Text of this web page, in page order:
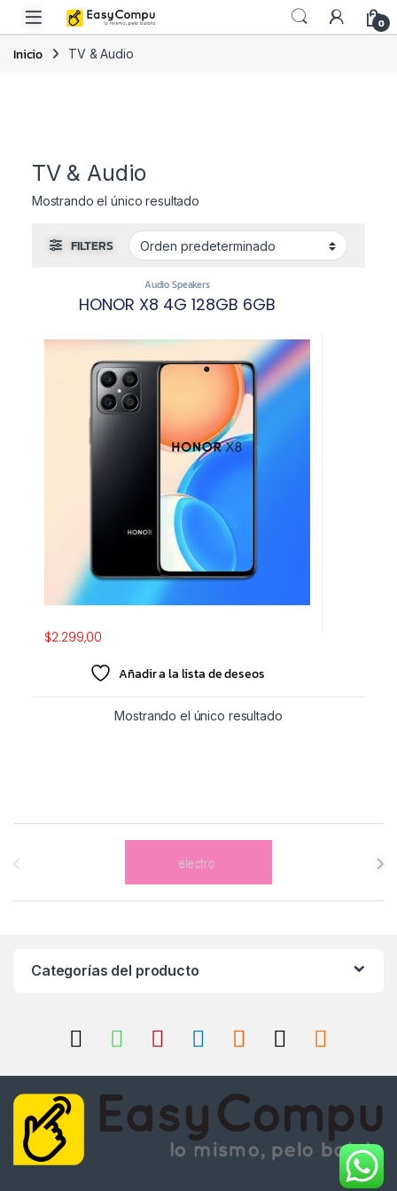
0
Inicio TV & Audio
TV & Audio
Mostrando el único resultado
FILTERS
Audio Speakers
HONOR X8 4G 128GB 6GB
$2.299,00
Añadir a la lista de deseos
Mostrando el único resultado
Brands Carousel
Categorías del producto